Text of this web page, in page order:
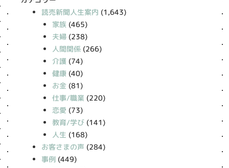
読売新聞人生案内 (1,643)
家族(465)
夫婦(238)
人間関係(266)
介護 (74)
健康(40)
お金(81)
仕事/職業 (220)
恋愛 (73)
教育/学び(141)
人生 (168)
お客さまの声 (284)
事例 (449)